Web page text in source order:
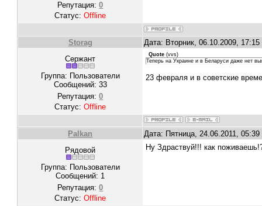
Репутация:0
Статус:Offline
Storag
Дата: Вторник, 06.10.2009,
Сержант
Группа: Пользователи
Сообщений: 33
Репутация:0
Статус:Offline
Quote (vvs)
Теперь на Украине и в Беларуси даже нет
23 февраля и в советские
Palkan
Дата: Пятница, 24.06.2011,
Рядовой
Группа: Пользователи
Сообщений: 1
Репутация:0
Статус:Offline
Ну Здраствуй!!! как